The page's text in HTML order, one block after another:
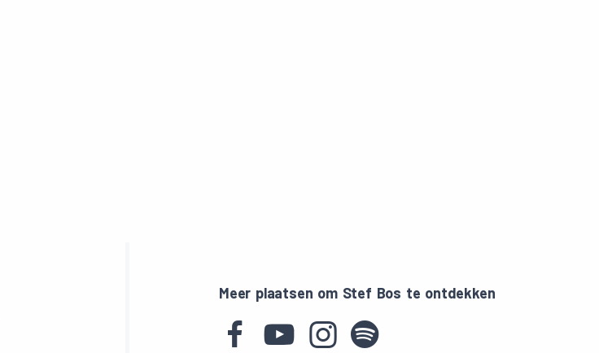
Meer plaatsen om Stef Bos te ontdekken